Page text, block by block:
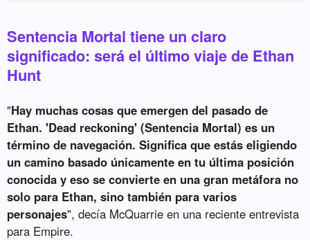
Sentencia Mortal tiene un claro
significado: será el último viaje de Ethan
Hunt
"Hay muchas cosas que emergen del pasado de
Ethan. 'Dead reckoning' (Sentencia Mortal) es un
término de navegación. Significa que estás eligiendo
un camino basado únicamente en tu última posición
conocida y eso se convierte en una gran metáfora no
solo para Ethan, sino también para varios
personajes", decía McQuarrie en una reciente entrevista
para Empire.